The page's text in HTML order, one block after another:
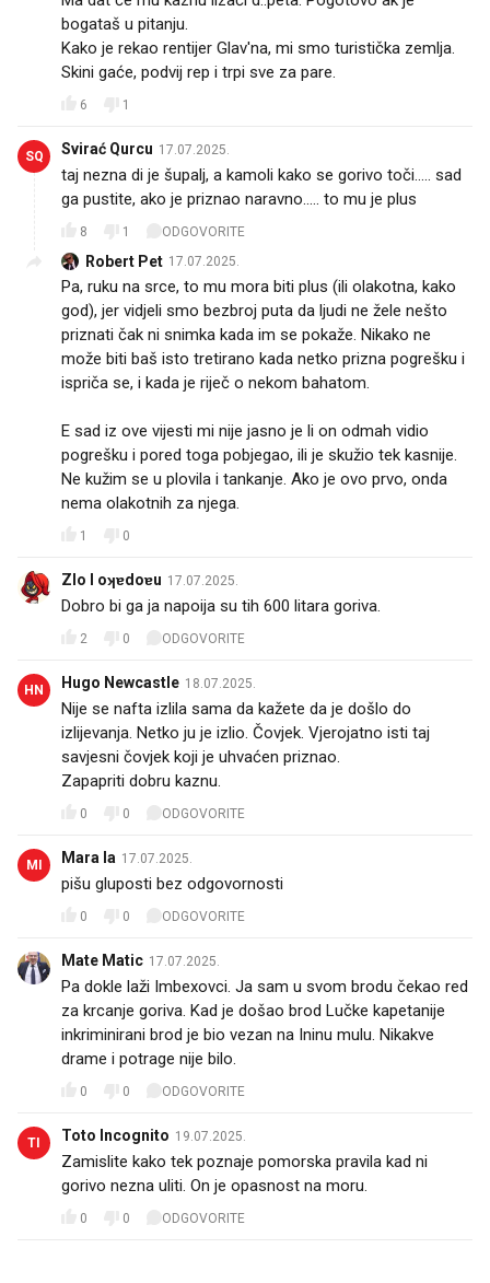
bogataš u pitanju.
Kako je rekao rentijer Glav'na, mi smo turistička zemlja.
Skini gaće, podvij rep i trpi sve za pare.
6 1
SQ Svirać Qurcu 17.07.2025.
taj nezna di je šupalj, a kamoli kako se gorivo toči..... sad
ga pustite, ako je priznao naravno..... to mu je plus
8 1 ODGOVORITE
Robert Pet 17.07.2025.
Pa, ruku na srce, to mu mora biti plus (ili olakotna, kako
god), jer vidjeli smo bezbroj puta da ljudi ne žele nešto
priznati čak ni snimka kada im se pokaže. Nikako ne
može biti baš isto tretirano kada netko prizna pogrešku i
ispriča se, i kada je riječ o nekom bahatom.
E sad iz ove vijesti mi nije jasno je li on odmah vidio
pogrešku i pored toga pobjegao, ili je skužio tek kasnije.
Ne kužim se u plovila i tankanje. Ako je ovo prvo, onda
nema olakotnih za njega.
1 0
Zlo I oʞɐdoɐu 17.07.2025.
Dobro bi ga ja napoija su tih 600 litara goriva. 🥺
2 0 ODGOVORITE
HN Hugo Newcastle 18.07.2025.
Nije se nafta izlila sama da kažete da je došlo do
izlijevanja. Netko ju je izlio. Čovjek. Vjerojatno isti taj
savjesni čovjek koji je uhvaćen priznao.
Zapapriti dobru kaznu.
0 0 ODGOVORITE
MI Mara Ia 17.07.2025.
pišu gluposti bez odgovornosti
0 0 ODGOVORITE
Mate Matic 17.07.2025.
Pa dokle laži Imbexovci. Ja sam u svom brodu čekao red
za krcanje goriva. Kad je došao brod Lučke kapetanije
inkriminirani brod je bio vezan na Ininu mulu. Nikakve
drame i potrage nije bilo.
0 0 ODGOVORITE
TI Toto Incognito 19.07.2025.
Zamislite kako tek poznaje pomorska pravila kad ni
gorivo nezna uliti. On je opasnost na moru.
0 0 ODGOVORITE